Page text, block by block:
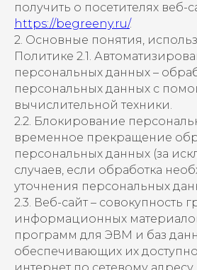
получить о посетителях веб-
https://begreeny.ru/.
2. Основные понятия,
Политике 2.1.
персональных данных –
персональных данных с
вычислительной техники.
2.2. Блокирование
временное прекращение
персональных данных (за
случаев, если обработка
уточнения персональных
2.3. Веб-сайт – совокупность
информационных
программ для ЭВМ и баз
обеспечивающих их